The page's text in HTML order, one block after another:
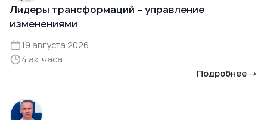
Лидеры трансформаций – управление
изменениями
19 августа 2026
4 ак. часа
Подробнее →